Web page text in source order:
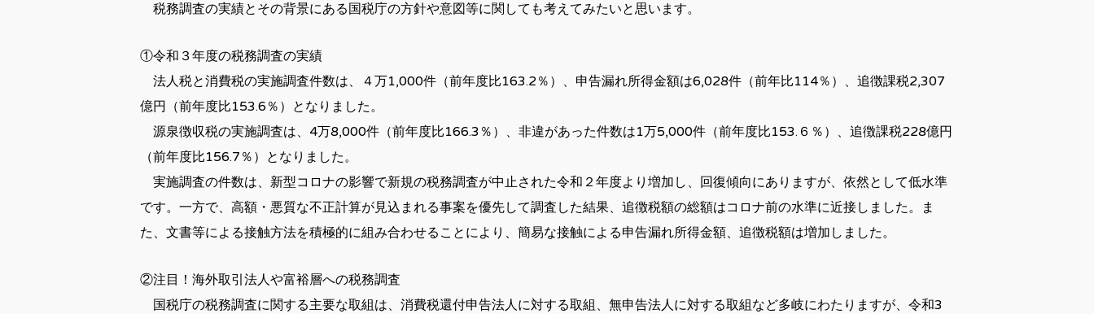
税務調査の実績とその背景にある国税庁の方針や意図等に関しても考えてみたいと思います。
①令和３年度の税務調査の実績
法人税と消費税の実施調査件数は、４万1,000件（前年度比163.2％）、申告漏れ所得金額は6,028件（前年比114％）、追徴課税2,307
億円（前年度比153.6％）となりました。
源泉徴収税の実施調査は、4万8,000件（前年度比166.3％）、非違があった件数は1万5,000件（前年度比153.６％）、追徴課税228億円
（前年度比156.7％）となりました。
実施調査の件数は、新型コロナの影響で新規の税務調査が中止された令和２年度より増加し、回復傾向にありますが、依然として低水準
です。一方で、高額・悪質な不正計算が見込まれる事案を優先して調査した結果、追徴税額の総額はコロナ前の水準に近接しました。ま
た、文書等による接触方法を積極的に組み合わせることにより、簡易な接触による申告漏れ所得金額、追徴税額は増加しました。
②注目！海外取引法人や富裕層への税務調査
国税庁の税務調査に関する主要な取組は、消費税還付申告法人に対する取組、無申告法人に対する取組など多岐にわたりますが、令和3